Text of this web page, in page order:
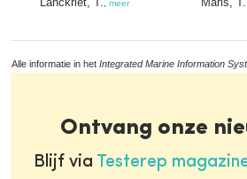
meer
Alle informatie in het Integrated Marine Information
Ontvang onze
Blijf via Testerep